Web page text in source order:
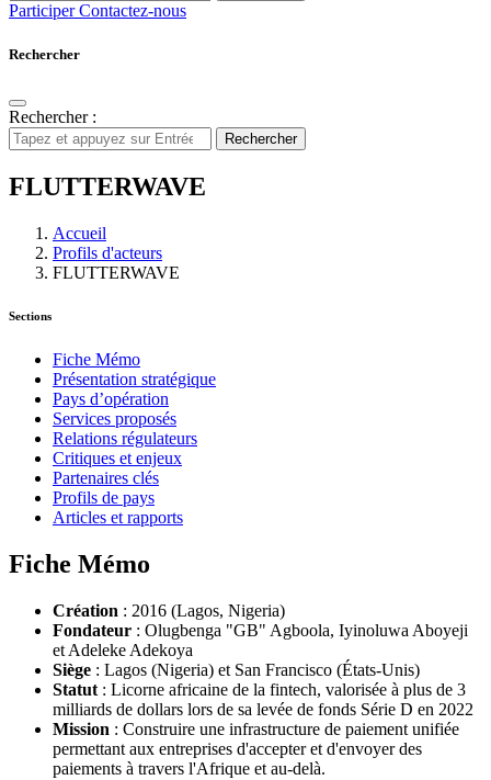
ParticiperContactez-nous
Rechercher
Rechercher :
Rechercher
FLUTTERWAVE
Accueil
Profils d'acteurs
FLUTTERWAVE
Sections
Fiche Mémo
Présentation stratégique
Pays d’opération
Services proposés
Relations régulateurs
Critiques et enjeux
Partenaires clés
Profils de pays
Articles et rapports
Fiche Mémo
Création : 2016 (Lagos, Nigeria)
Fondateur : Olugbenga "GB" Agboola, Iyinoluwa Aboyeji
et Adeleke Adekoya
Siège : Lagos (Nigeria) et San Francisco (États-Unis)
Statut : Licorne africaine de la fintech, valorisée à plus de 3
milliards de dollars lors de sa levée de fonds Série D en 2022
Mission : Construire une infrastructure de paiement unifiée
permettant aux entreprises d'accepter et d'envoyer des
paiements à travers l'Afrique et au-delà.